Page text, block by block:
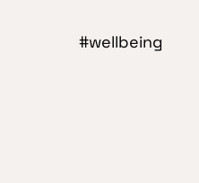
wellbeing